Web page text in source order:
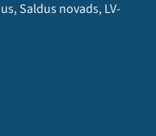
Saldus novads, LV-